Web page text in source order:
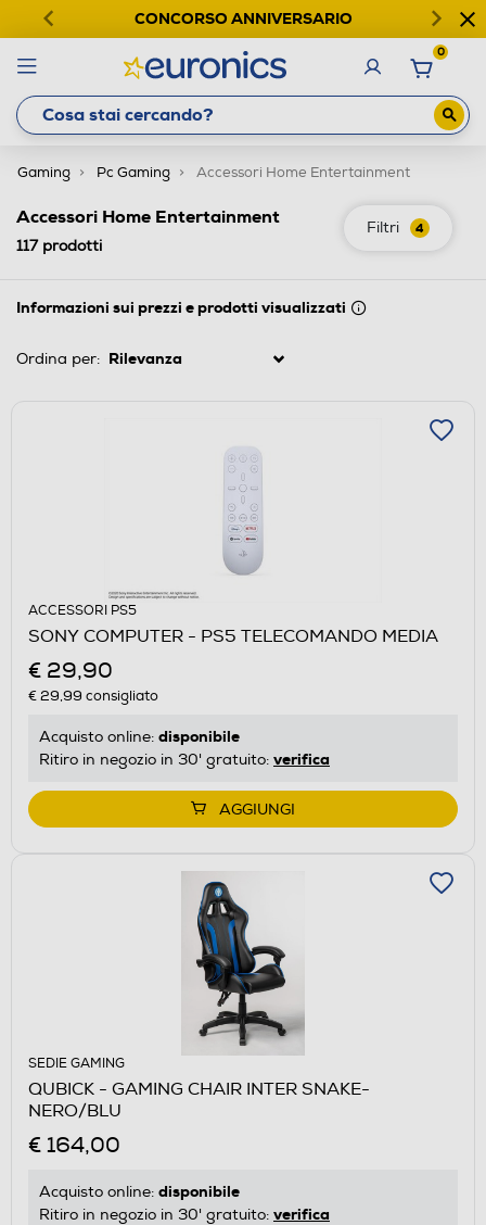
CONCORSO ANNIVERSARIO
0
Gaming Pc Gaming Accessori Home Entertainment
Filtri 4
Accessori Home Entertainment
117prodotti
Informazioni sui prezzi e prodotti visualizzati
Ordina per:
ACCESSORI PS5
SONY COMPUTER - PS5 TELECOMANDO MEDIA
€ 29,90
€ 29,99 consigliato
Acquisto online: disponibile
Ritiro in negozio in 30' gratuito: verifica
AGGIUNGI
SEDIE GAMING
QUBICK - GAMING CHAIR INTER SNAKE-
NERO/BLU
€ 164,00
Acquisto online: disponibile
Ritiro in negozio in 30' gratuito: verifica